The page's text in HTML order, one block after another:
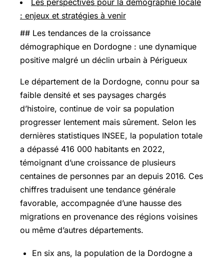
Les perspectives pour la démographie locale
: enjeux et stratégies à venir
## Les tendances de la croissance
démographique en Dordogne : une dynamique
positive malgré un déclin urbain à Périgueux
Le département de la Dordogne, connu pour sa
faible densité et ses paysages chargés
d’histoire, continue de voir sa population
progresser lentement mais sûrement. Selon les
dernières statistiques INSEE, la population totale
a dépassé 416 000 habitants en 2022,
témoignant d’une croissance de plusieurs
centaines de personnes par an depuis 2016. Ces
chiffres traduisent une tendance générale
favorable, accompagnée d’une hausse des
migrations en provenance des régions voisines
ou même d’autres départements.
En six ans, la population de la Dordogne a